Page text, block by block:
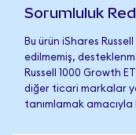
Sorumluluk
Bu ürün iShares
edilmemiş,
Russell 1000 Growth
diğer ticari markalar
tanımlamak amacıyla